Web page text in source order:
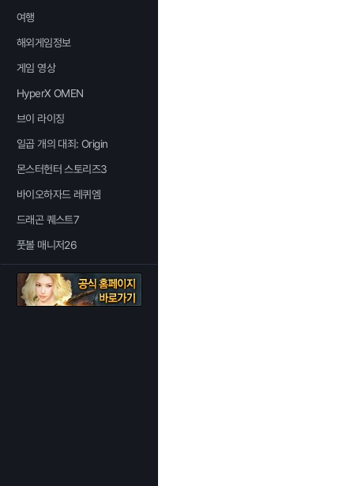
여행
해외게임정보
게임 영상
HyperX OMEN
브이 라이징
일곱 개의 대죄: Origin
몬스터헌터 스토리즈3
바이오하자드 레퀴엠
드래곤 퀘스트7
풋볼 매니저26